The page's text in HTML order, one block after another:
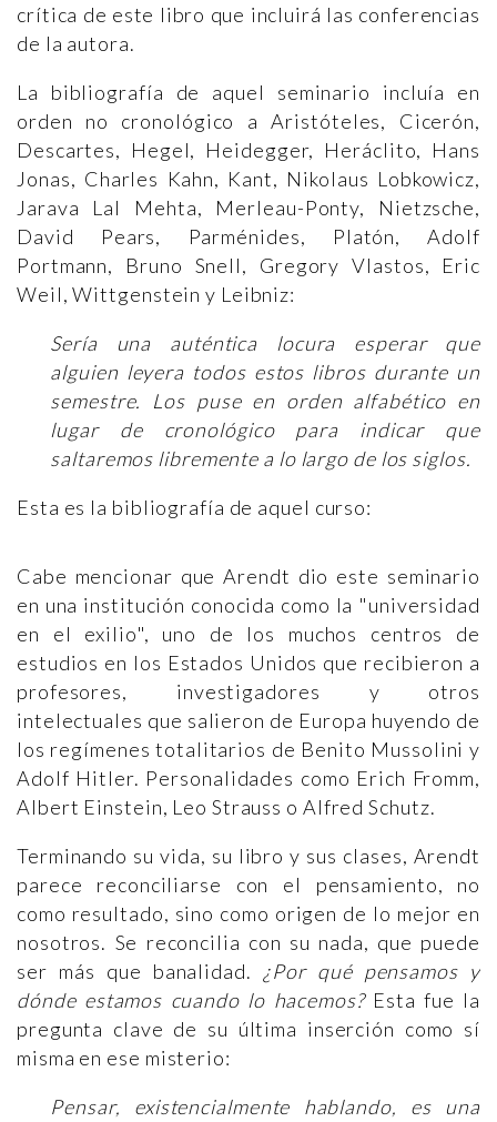
crítica de este libro que incluirá las conferencias
de la autora.
La bibliografía de aquel seminario incluía en
orden no cronológico a Aristóteles, Cicerón,
Descartes, Hegel, Heidegger, Heráclito, Hans
Jonas, Charles Kahn, Kant, Nikolaus Lobkowicz,
Jarava Lal Mehta, Merleau-Ponty, Nietzsche,
David Pears, Parménides, Platón, Adolf
Portmann, Bruno Snell, Gregory Vlastos, Eric
Weil, Wittgenstein y Leibniz:
Sería una auténtica locura esperar que
alguien leyera todos estos libros durante un
semestre. Los puse en orden alfabético en
lugar de cronológico para indicar que
saltaremos libremente a lo largo de los siglos.
Esta es la bibliografía de aquel curso:
Cabe mencionar que Arendt dio este seminario
en una institución conocida como la "universidad
en el exilio", uno de los muchos centros de
estudios en los Estados Unidos que recibieron a
profesores, investigadores y otros
intelectuales que salieron de Europa huyendo de
los regímenes totalitarios de Benito Mussolini y
Adolf Hitler. Personalidades como Erich Fromm,
Albert Einstein, Leo Strauss o Alfred Schutz.
Terminando su vida, su libro y sus clases, Arendt
parece reconciliarse con el pensamiento, no
como resultado, sino como origen de lo mejor en
nosotros. Se reconcilia con su nada, que puede
ser más que banalidad. ¿Por qué pensamos y
dónde estamos cuando lo hacemos?Esta fue la
pregunta clave de su última inserción como sí
misma en ese misterio:
Pensar, existencialmente hablando, es una